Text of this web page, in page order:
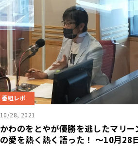
番組レポ
10/28, 2021
かわのをとやが優勝を逃したマリー
の愛を熱く熱く語った！ ～10月28